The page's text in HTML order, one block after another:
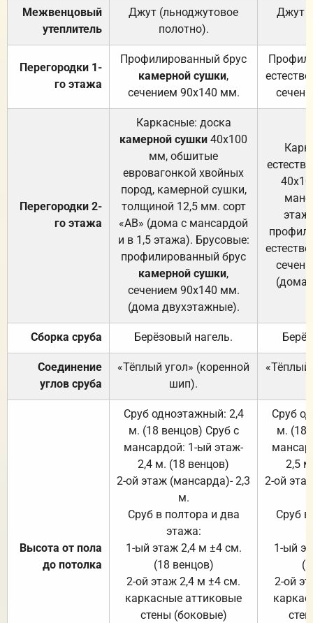
Межвенцовый
утеплитель
Джут (льноджутовое
полотно).
Джут
Перегородки 1-
го этажа
Профилированный брус
камерной сушки,
сечением 90х140 мм.
Перегородки 2-
го этажа
Каркасные: доска
камерной сушки 40х100
мм, обшитые
евровагонкой хвойных
пород, камерной сушки,
толщиной 12,5 мм. сорт
«АВ» (дома с мансардой
и в 1,5 этажа). Брусовые:
профилированный брус
камерной сушки,
сечением 90х140 мм.
(дома двухэтажные).
(дома
Сборка сруба Берёзовый нагель.
Соединение
углов сруба
«Тёплый угол» (коренной
шип).
«Тёплый
Высота от пола
до потолка
Сруб одноэтажный: 2,4
м. (18 венцов) Сруб с
мансардой: 1-ый этаж-
2,4 м. (18 венцов)
2-ой этаж (мансарда)- 2,3
м.
Сруб в полтора и два
этажа:
1-ый этаж 2,4 м ±4 см.
(18 венцов)
2-ой этаж 2,4 м ±4 см.
каркасные аттиковые
стены (боковые)
Сруб
м. (18
2,5
2-ой
Сруб
1-ый
2-ой